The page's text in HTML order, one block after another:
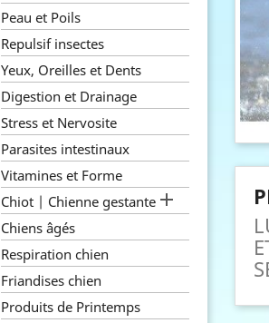
Peau et Poils
Repulsif insectes
Yeux, Oreilles et Dents
Digestion et Drainage
Stress et Nervosite
Parasites intestinaux
Vitamines et Forme
Chiot | Chienne gestante 
Chiens âgés
Respiration chien
Friandises chien
Produits de Printemps